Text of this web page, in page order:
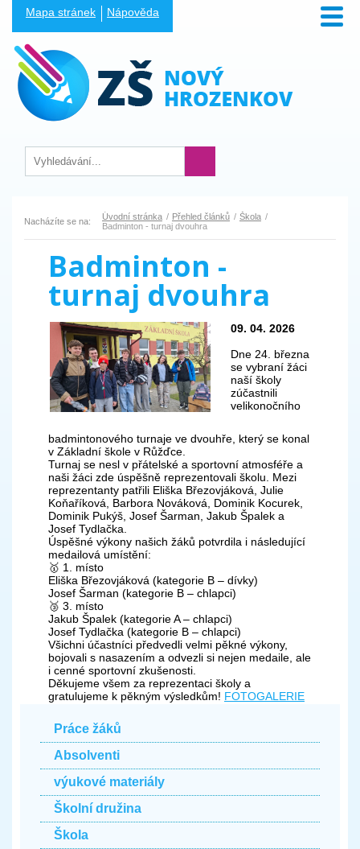
Mapa stránek Nápověda
Nacházíte se na: Úvodní stránka Přehled článků
Škola
Badminton - turnaj dvouhra
Badminton -
turnaj dvouhra
09. 04. 2026
Dne 24. března
se vybraní žáci
naší školy
zúčastnili
velikonočního
badmintonového turnaje ve dvouhře, který se konal
v Základní škole v Růžďce.
Turnaj se nesl v přátelské a sportovní atmosféře a
naši žáci zde úspěšně reprezentovali školu. Mezi
reprezentanty patřili Eliška Březovjáková, Julie
Koňaříková, Barbora Nováková, Dominik Kocurek,
Dominik Pukýš, Josef Šarman, Jakub Špalek a
Josef Tydlačka.
Úspěšné výkony našich žáků potvrdila i následující
medailová umístění:
🥇 1. místo
Eliška Březovjáková (kategorie B – dívky)
Josef Šarman (kategorie B – chlapci)
🥉 3. místo
Jakub Špalek (kategorie A – chlapci)
Josef Tydlačka (kategorie B – chlapci)
Všichni účastníci předvedli velmi pěkné výkony,
bojovali s nasazením a odvezli si nejen medaile, ale
i cenné sportovní zkušenosti.
Děkujeme všem za reprezentaci školy a
gratulujeme k pěkným výsledkům! FOTOGALERIE
Práce žáků
Absolventi
výukové materiály
Školní družina
Škola